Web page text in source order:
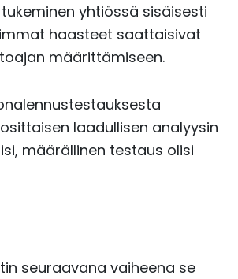
yhtiössä sisäisesti
haasteet saattaisivat
määrittämiseen.
laadullisen analyysin
määrällinen testaus olisi
seuraavana vaiheena se